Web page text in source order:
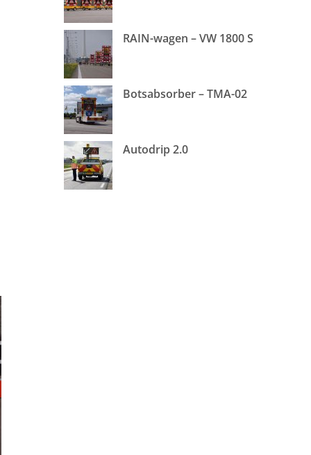
RAIN-wagen – VW 1800 S
Botsabsorber – TMA-02
Autodrip 2.0